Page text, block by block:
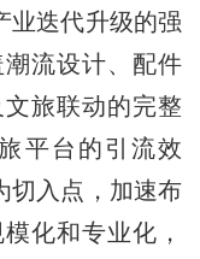
业迭代升级的强
流设计、配件
旅联动的完整
平台的引流效
切入点，加速布
化和专业化，